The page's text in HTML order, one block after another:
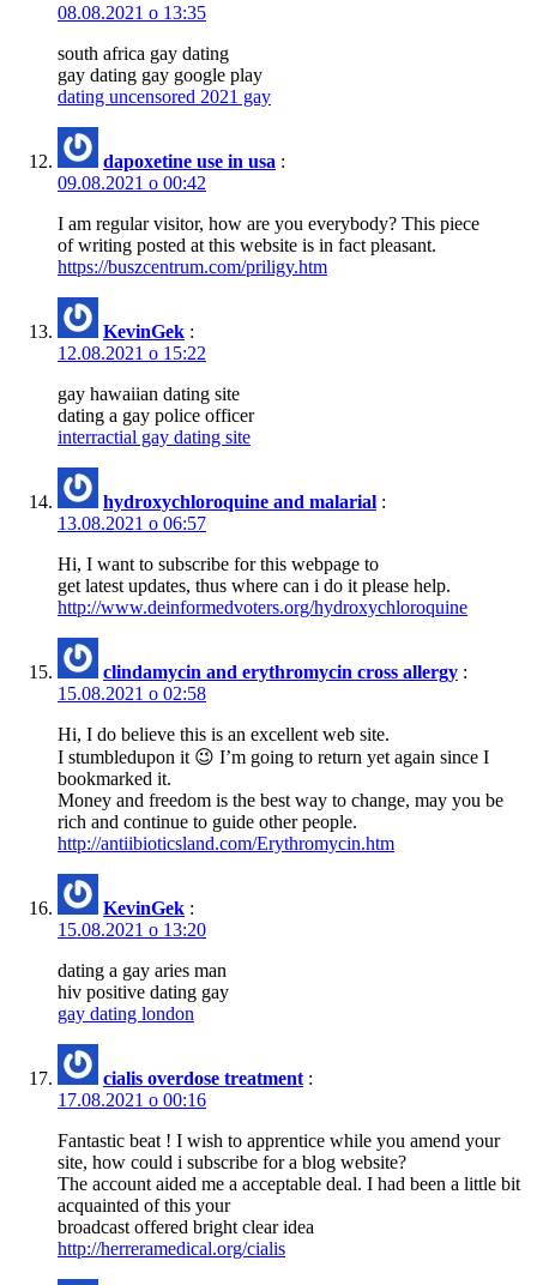
08.08.2021 о 13:35
south africa gay dating
gay dating gay google play
dating uncensored 2021 gay
dapoxetine use in usa :
09.08.2021 о 00:42
I am regular visitor, how are you everybody? This piece
of writing posted at this website is in fact pleasant.
https://buszcentrum.com/priligy.htm
KevinGek :
12.08.2021 о 15:22
gay hawaiian dating site
dating a gay police officer
interractial gay dating site
hydroxychloroquine and malarial :
13.08.2021 о 06:57
Hi, I want to subscribe for this webpage to
get latest updates, thus where can i do it please help.
http://www.deinformedvoters.org/hydroxychloroquine
clindamycin and erythromycin cross allergy :
15.08.2021 о 02:58
Hi, I do believe this is an excellent web site.
I stumbledupon it 😉 I’m going to return yet again since I
bookmarked it.
Money and freedom is the best way to change, may you be
rich and continue to guide other people.
http://antiibioticsland.com/Erythromycin.htm
KevinGek :
15.08.2021 о 13:20
dating a gay aries man
hiv positive dating gay
gay dating london
cialis overdose treatment :
17.08.2021 о 00:16
Fantastic beat ! I wish to apprentice while you amend your
site, how could i subscribe for a blog website?
The account aided me a acceptable deal. I had been a little bit
acquainted of this your
broadcast offered bright clear idea
http://herreramedical.org/cialis